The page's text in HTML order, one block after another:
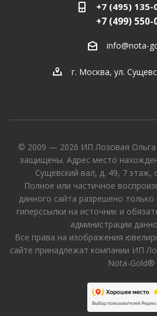
+7 (495) 135-
+7 (499) 550-
info@nota-
г. Москва, ул.
© 2009 — 2026 ИП Лозовая Ольга
защищены. Адрес место
Сущевский вал, д. 49, 7 этаж,
Полное или частичное
данного сайта разрешено только
гиперссылки на источник и
администрации
Все права на изображения
сайте принадлежат компании ИП
Nota-Gold®